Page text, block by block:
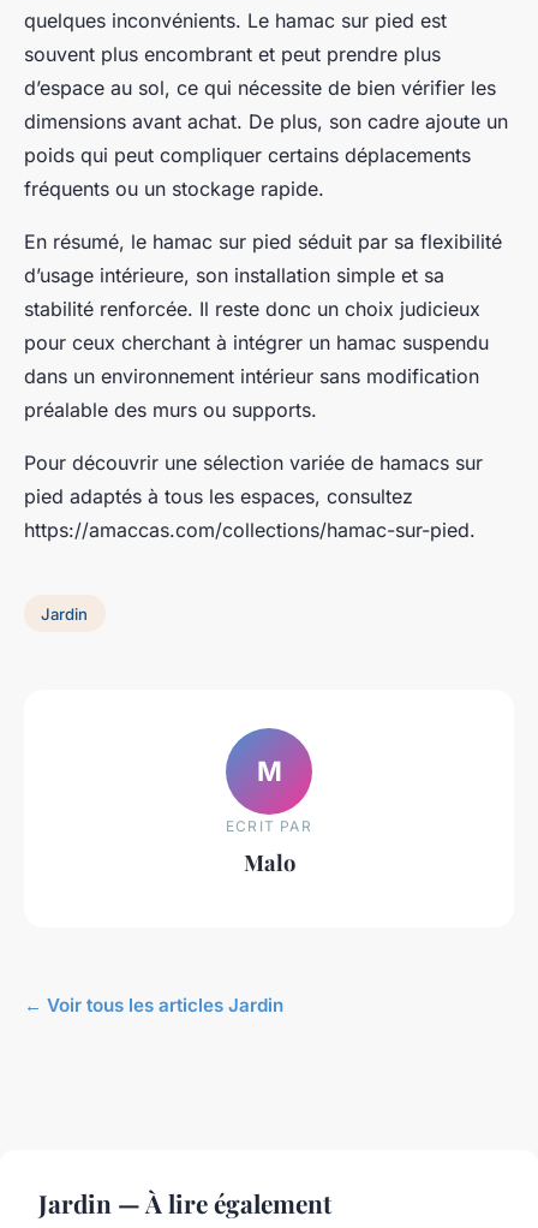
quelques inconvénients. Le hamac sur pied est
souvent plus encombrant et peut prendre plus
d’espace au sol, ce qui nécessite de bien vérifier les
dimensions avant achat. De plus, son cadre ajoute un
poids qui peut compliquer certains déplacements
fréquents ou un stockage rapide.
En résumé, le hamac sur pied séduit par sa flexibilité
d’usage intérieure, son installation simple et sa
stabilité renforcée. Il reste donc un choix judicieux
pour ceux cherchant à intégrer un hamac suspendu
dans un environnement intérieur sans modification
préalable des murs ou supports.
Pour découvrir une sélection variée de hamacs sur
pied adaptés à tous les espaces, consultez
https://amaccas.com/collections/hamac-sur-pied.
Jardin
M
ECRIT PAR
Malo
← Voir tous les articles Jardin
Jardin — À lire également